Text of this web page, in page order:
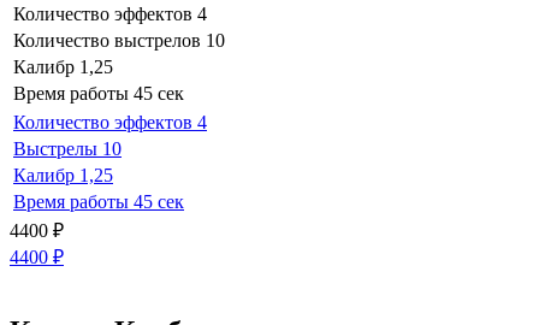
Количество эффектов 4
Количество выстрелов 10
Калибр 1,25
Время работы 45 сек
Количество эффектов 4
Выстрелы 10
Калибр 1,25
Время работы 45 сек
4400 ₽
4400 ₽